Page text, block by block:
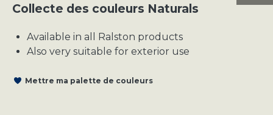
Collecte des couleurs Naturals
Available in all Ralston products
Also very suitable for exterior use
Mettre ma palette de couleurs